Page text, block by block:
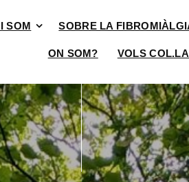
SOM SOBRE LA
ON SOM? VOLS